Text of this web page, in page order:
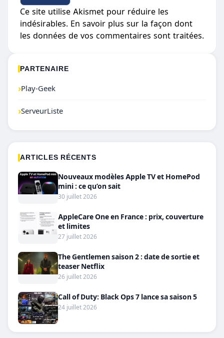
Ce site utilise Akismet pour réduire les
indésirables. En savoir plus sur la façon dont
les données de vos commentaires sont traitées.
PARTENAIRE
›Play-Geek
›ServeurListe
ARTICLES RÉCENTS
Nouveaux modèles Apple TV et HomePod
mini : ce qu’on sait
30 juillet 2026
AppleCare One en France : prix, couverture
et limites
27 juillet 2026
The Gentlemen saison 2 : date de sortie et
teaser Netflix
26 juillet 2026
Call of Duty: Black Ops 7 lance sa saison 5
24 juillet 2026